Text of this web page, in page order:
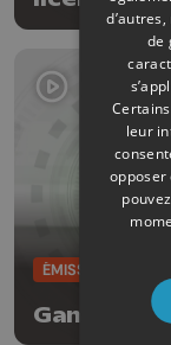
ÉMISSIONS
Game in
de
leur
opposer